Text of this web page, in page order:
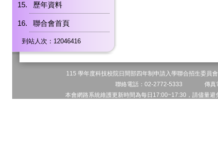
歷年資料
聯合會首頁
到站人次：12046416
115 學年度科技校院日間部四年制申請入學聯合招生委
聯絡電話：02-2772-5333 傳
本會網路系統維護更新時間為每日17:00~17:30，請儘量